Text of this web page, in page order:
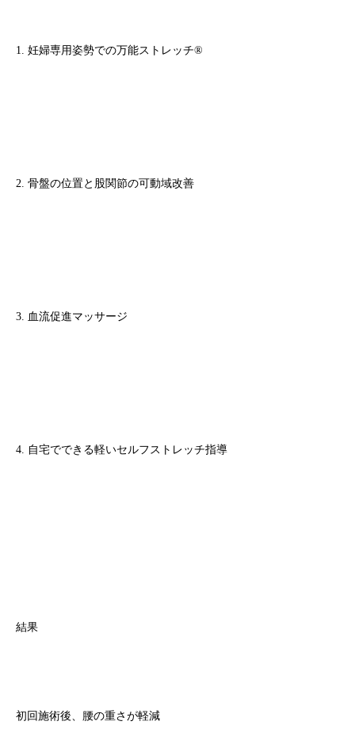
1. 妊婦専用姿勢での万能ストレッチ®
2. 骨盤の位置と股関節の可動域改善
3. 血流促進マッサージ
4. 自宅でできる軽いセルフストレッチ指導
結果
初回施術後、腰の重さが軽減